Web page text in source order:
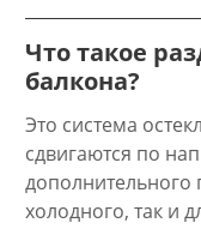
Что такое
балкона?
Это система
сдвигаются по
дополнительного
холодного, так и